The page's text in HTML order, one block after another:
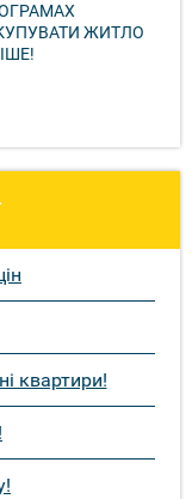
ЖИТЛО
квартири!